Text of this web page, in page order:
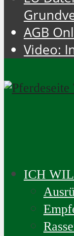
AGB
Video:
ICH